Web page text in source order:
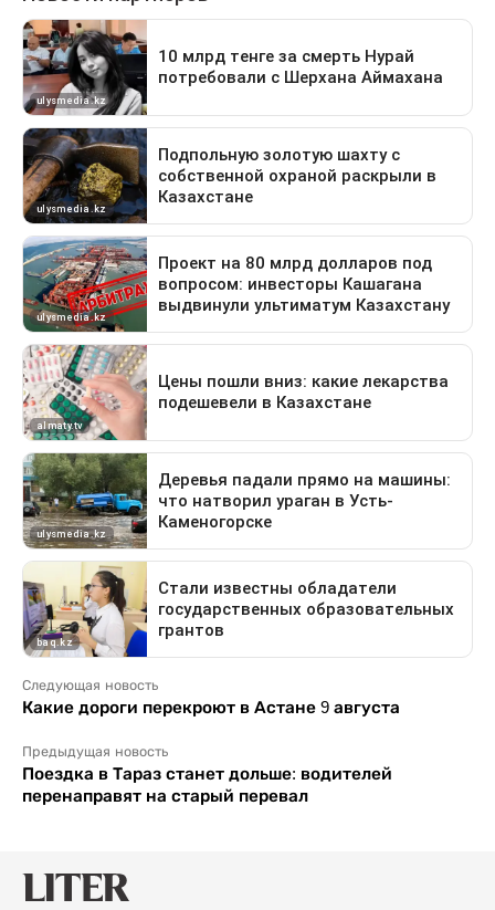
Следующая новость
Какие дороги перекроют в Астане 9 августа
Предыдущая новость
Поездка в Тараз станет дольше: водителей
перенаправят на старый перевал